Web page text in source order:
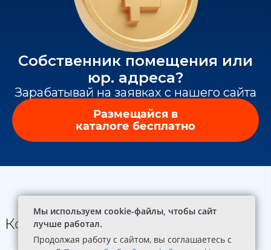
Собственник помещения или
юр. адреса?
Зарабатывай на заявках с нашего сайта
Размещайся в
каталоге бесплатно
Контакты
Мы используем cookie-файлы, чтобы сайт
лучше работал.
Продолжая работу с сайтом, вы соглашаетесь с